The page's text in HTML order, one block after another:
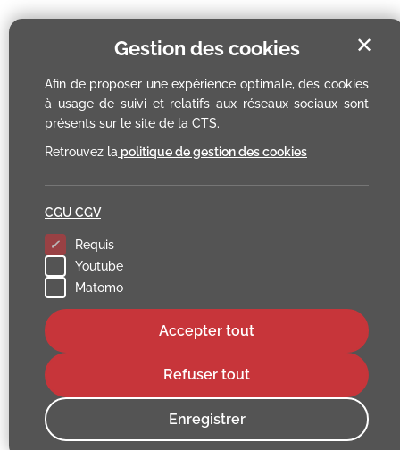
Gestion des cookies
Afin de proposer une expérience optimale, des cookies
à usage de suivi et relatifs aux réseaux sociaux sont
présents sur le site de la CTS.
Retrouvez la politique de gestion des cookies
Requis
Youtube
Matomo
Enregistrer
Refuser tout
Accepter tout
✕
CGU CGV